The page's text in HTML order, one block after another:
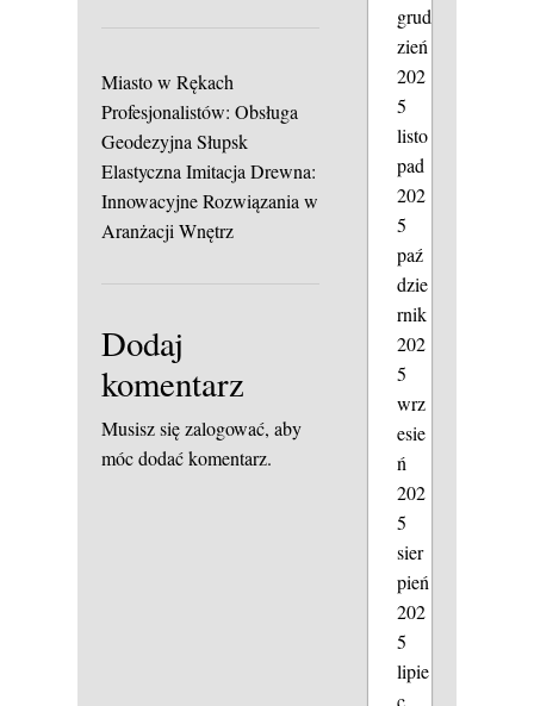
Miasto w Rękach
Profesjonalistów: Obsługa
Geodezyjna Słupsk
Elastyczna Imitacja Drewna:
Innowacyjne Rozwiązania w
Aranżacji Wnętrz
Dodaj
komentarz
Musisz sięzalogować, aby
móc dodać komentarz.
grud
zień
202
5
listo
pad
202
5
paź
dzie
rnik
202
5
wrz
esie
ń
202
5
sier
pień
202
5
lipie
c